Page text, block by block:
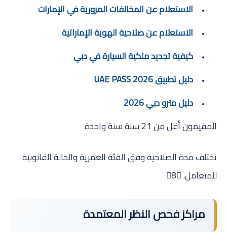
الاستعلام عن المخالفات المرورية في الإمارات
الاستعلام عن صلاحية الهوية الإماراتية
كيفية تجديد ملكية السيارة في دبي
دليل تطبيق UAE PASS 2026
دليل مترو دبي 2026
المقيمون أقل من 21 سنة سنة واحدة
تختلف مدة الصلاحية وفق الفئة العمرية والحالة القانونية
للمتعامل. 8
مراكز فحص النظر المعتمدة